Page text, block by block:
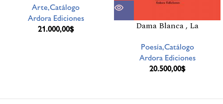
Arte,Catálogo
Ardora Ediciones
21.000,00$ Dama Blanca , La
Poesía,Catálogo
Ardora Ediciones
20.500,00$